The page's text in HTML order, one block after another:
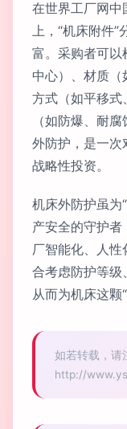
在世界工厂网中
上，“机床附件”
富。采购者可以
中心）、材质
方式（如平移式
（如防爆、耐
外防护，是一次
战略性投资。
机床外防护虽为
产安全的守护
厂智能化、人
合考虑防护等级
从而为机床这颗
如若转载，请
http://